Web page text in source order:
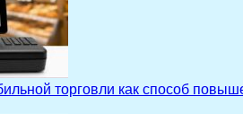
торговли как способ